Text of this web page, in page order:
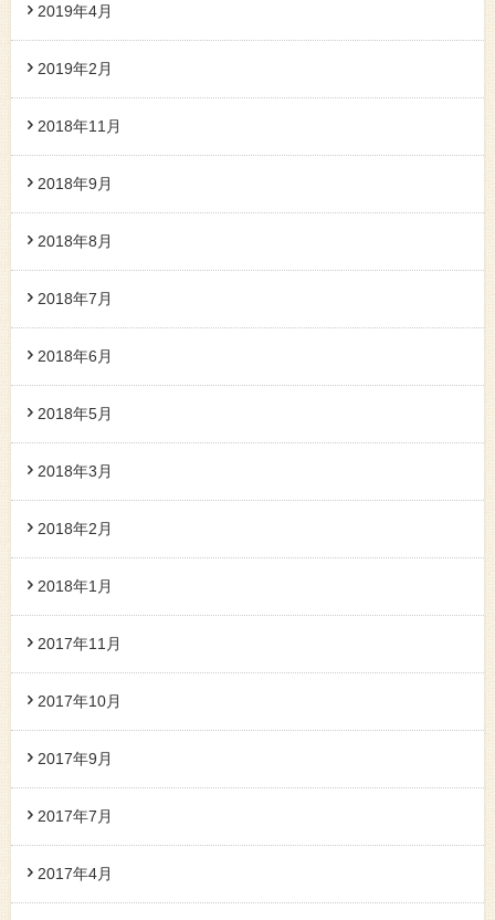
2019年4月
2019年2月
2018年11月
2018年9月
2018年8月
2018年7月
2018年6月
2018年5月
2018年3月
2018年2月
2018年1月
2017年11月
2017年10月
2017年9月
2017年7月
2017年4月